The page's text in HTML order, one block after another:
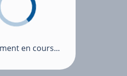
en cours...